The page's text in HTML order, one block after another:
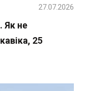
Як не
25
27.07.2026